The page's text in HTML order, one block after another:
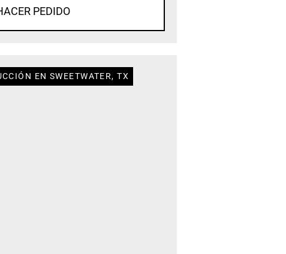
PEDIDO
EN SWEETWATER, TX